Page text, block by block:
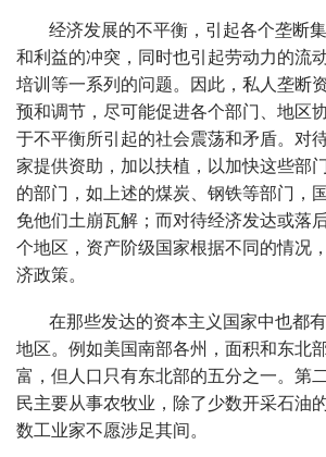
经济发展的不平衡，引起各个垄断
和利益的冲突，同时也引起劳动力的流
培训等一系列的问题。因此，私人垄断
预和调节，尽可能促进各个部门、地区
于不平衡所引起的社会震荡和矛盾。对
家提供资助，加以扶植，以加快这些部
的部门，如上述的煤炭、钢铁等部门，
免他们土崩瓦解；而对待经济发达或落
个地区，资产阶级国家根据不同的情况
济政策。
在那些发达的资本主义国家中也都
地区。例如美国南部各州，面积和东北
富，但人口只有东北部的五分之一。第
民主要从事农牧业，除了少数开采石油
数工业家不愿涉足其间。